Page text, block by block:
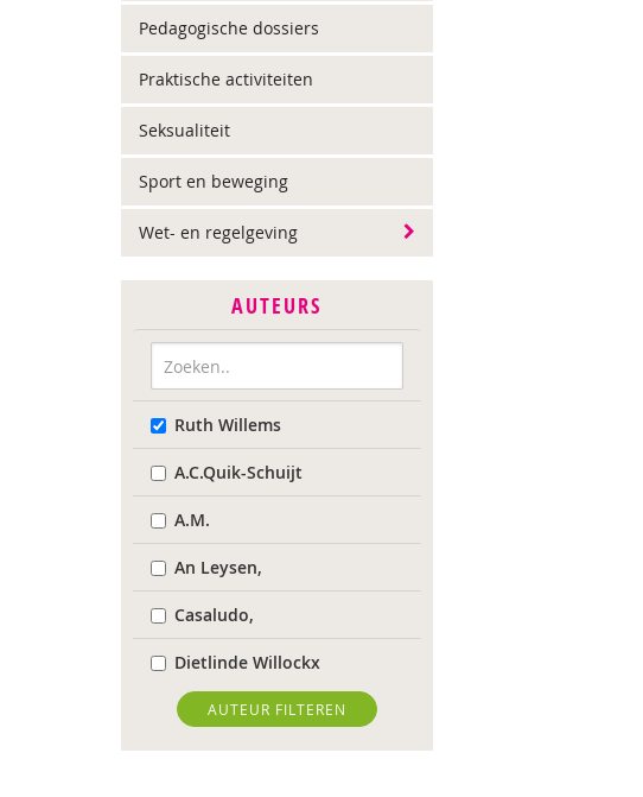
Pedagogische dossiers
Praktische activiteiten
Seksualiteit
Sport en beweging
Wet- en regelgeving
AUTEURS
Ruth Willems
A.C.Quik-Schuijt
A.M.
An Leysen,
Casaludo,
Dietlinde Willockx
Landelijk Kenniscentrum
LVB
AUTEUR FILTEREN